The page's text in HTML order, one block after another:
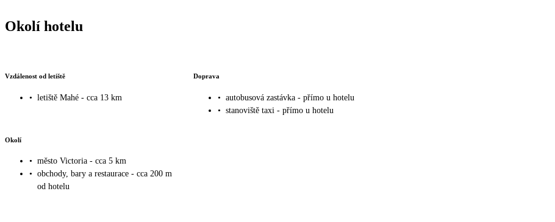
Okolí hotelu
Vzdálenost od letiště
• letiště Mahé - cca 13 km
Doprava
• autobusová zastávka - přímo u hotelu
• stanoviště taxi - přímo u hotelu
Okolí
• město Victoria - cca 5 km
• obchody, bary a restaurace - cca 200 m
od hotelu